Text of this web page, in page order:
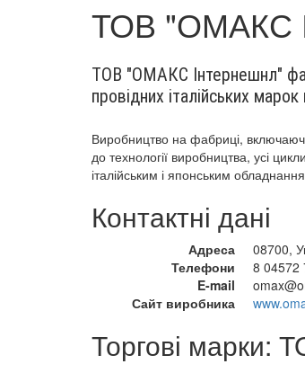
ТОВ "ОМАКС
ТОВ "ОМАКС Інтернешнл"
провідних італійських
Виробництво на фабриці,
до технології виробництва, усі
італійським і японським
Контактні дані
Адреса
08700,
Телефони
8 04572
E-mail
Сайт виробника
Торгові марки: